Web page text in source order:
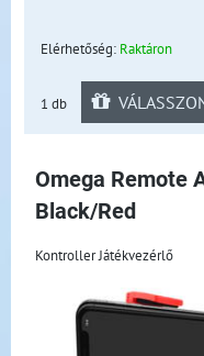
Elérhetőség: Raktáron
1 db
Omega Remote
Black/Red
Kontroller Játékvezérlő